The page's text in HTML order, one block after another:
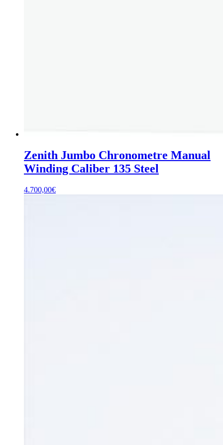
Zenith Jumbo Chronometre Manual
Winding Caliber 135 Steel
4.700,00€